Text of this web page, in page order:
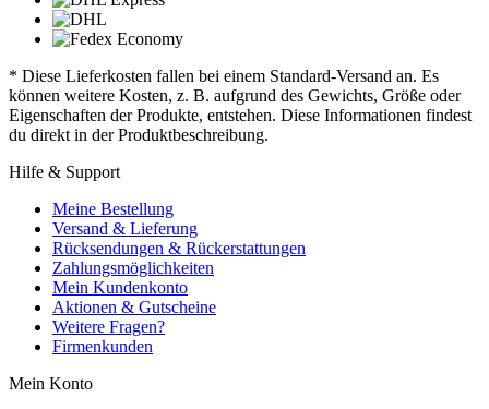
* Diese Lieferkosten fallen bei einem Standard-Versand an. Es
können weitere Kosten, z. B. aufgrund des Gewichts, Größe oder
Eigenschaften der Produkte, entstehen. Diese Informationen findest
du direkt in der Produktbeschreibung.
Hilfe & Support
Meine Bestellung
Versand & Lieferung
Rücksendungen & Rückerstattungen
Zahlungsmöglichkeiten
Mein Kundenkonto
Aktionen & Gutscheine
Weitere Fragen?
Firmenkunden
Mein Konto